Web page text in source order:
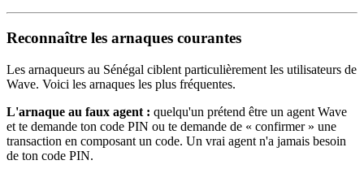
Reconnaître les arnaques courantes
Les arnaqueurs au Sénégal ciblent particulièrement les utilisateurs de
Wave. Voici les arnaques les plus fréquentes.
L'arnaque au faux agent : quelqu'un prétend être un agent Wave
et te demande ton code PIN ou te demande de « confirmer » une
transaction en composant un code. Un vrai agent n'a jamais besoin
de ton code PIN.